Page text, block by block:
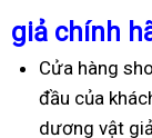
giả chính
Cửa hàng
đầu của
dương vật